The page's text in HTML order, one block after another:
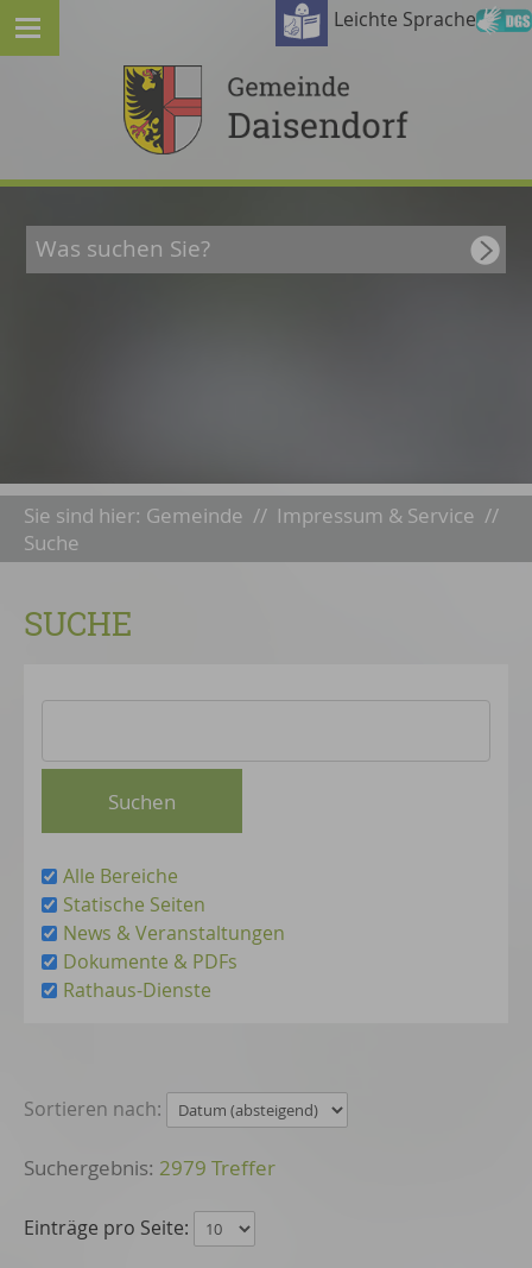
Leichte Sprache
Sie sind hier: Gemeinde // Impressum & Service //
Suche
SUCHE
Alle Bereiche
Statische Seiten
News & Veranstaltungen
Dokumente & PDFs
Rathaus-Dienste
Sortieren nach:
2979 Treffer
Einträge pro Seite: